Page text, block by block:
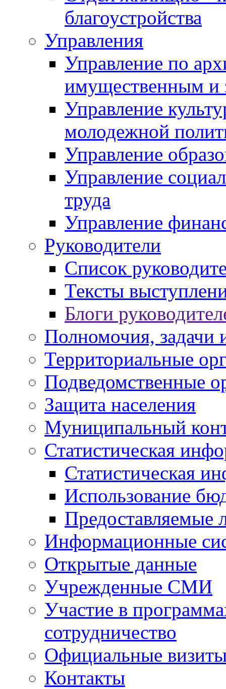
благоустройства
Управления
Управление по
имущественным и
Управление
молодежной
Управление
Управление
труда
Управление
Руководители
Список
Тексты
Блоги
Полномочия, задачи
Территориальные
Подведомственные
Защита населения
Муниципальный
Статистическая
Статистическая
Использование
Предоставляемые
Информационные
Открытые данные
Учрежденные СМИ
Участие в
сотрудничество
Официальные
Контакты